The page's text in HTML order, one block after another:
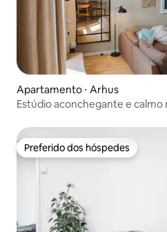
Apartamento ⋅ Arhus
Estúdio aconchegante e calmo
Preferido dos hóspedes
Preferido dos hóspedes